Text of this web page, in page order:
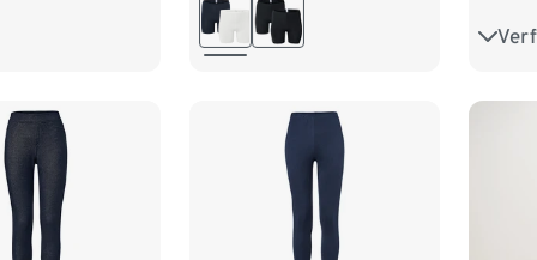
XXL 52/54
S 36/
XXL